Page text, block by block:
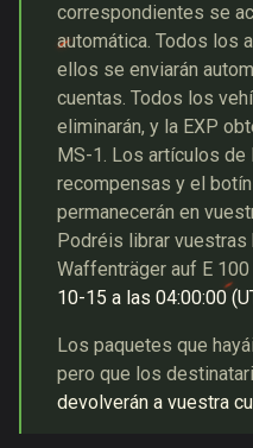
correspondientes se
automática. Todos los
ellos se enviarán
cuentas. Todos los
eliminarán, y la EXP
MS-1. Los artículos
recompensas y el
permanecerán en
Podréis librar vuestras
Waffenträger auf E
10-15 a las 04:00:00 (
Los paquetes que
pero que los
devolverán a vuestra